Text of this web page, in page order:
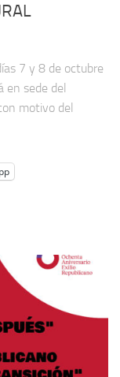
7 y 8 de octubre
en sede del
motivo del